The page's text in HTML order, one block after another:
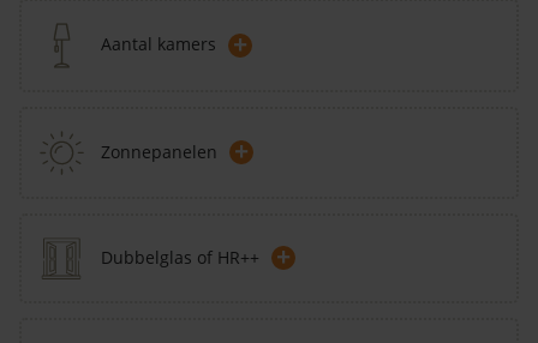
Aantal kamers +
Zonnepanelen +
Dubbelglas of HR++ +